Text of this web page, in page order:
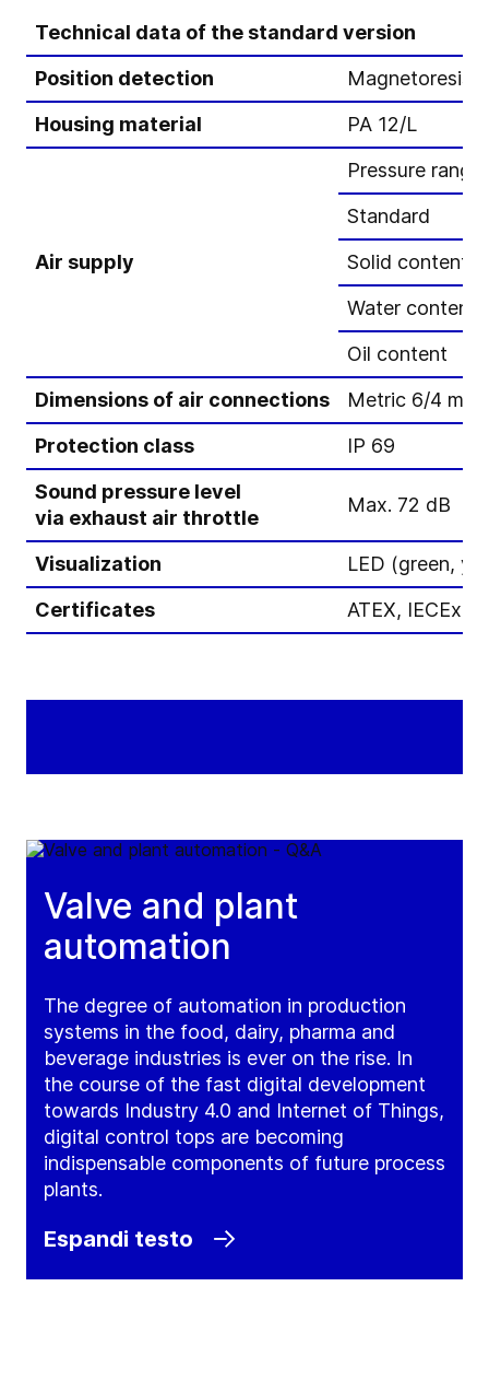
Technical data of the standard version
Position detection
Housing material
PA 12/L
Air supply
Pressure range
Standard
Solid content
Water content
Oil content
Dimensions of air connections
Metric 6/4
Protection class
IP 69
Sound pressure level
via exhaust air throttle
Max. 72 dB
Visualization
LED (green,
Certificates
ATEX, IECEx,
Valve and plant
automation
The degree of automation in production
systems in the food, dairy, pharma and
beverage industries is ever on the rise. In
the course of the fast digital development
towards Industry 4.0 and Internet of Things,
digital control tops are becoming
indispensable components of future process
plants.
Espandi testo